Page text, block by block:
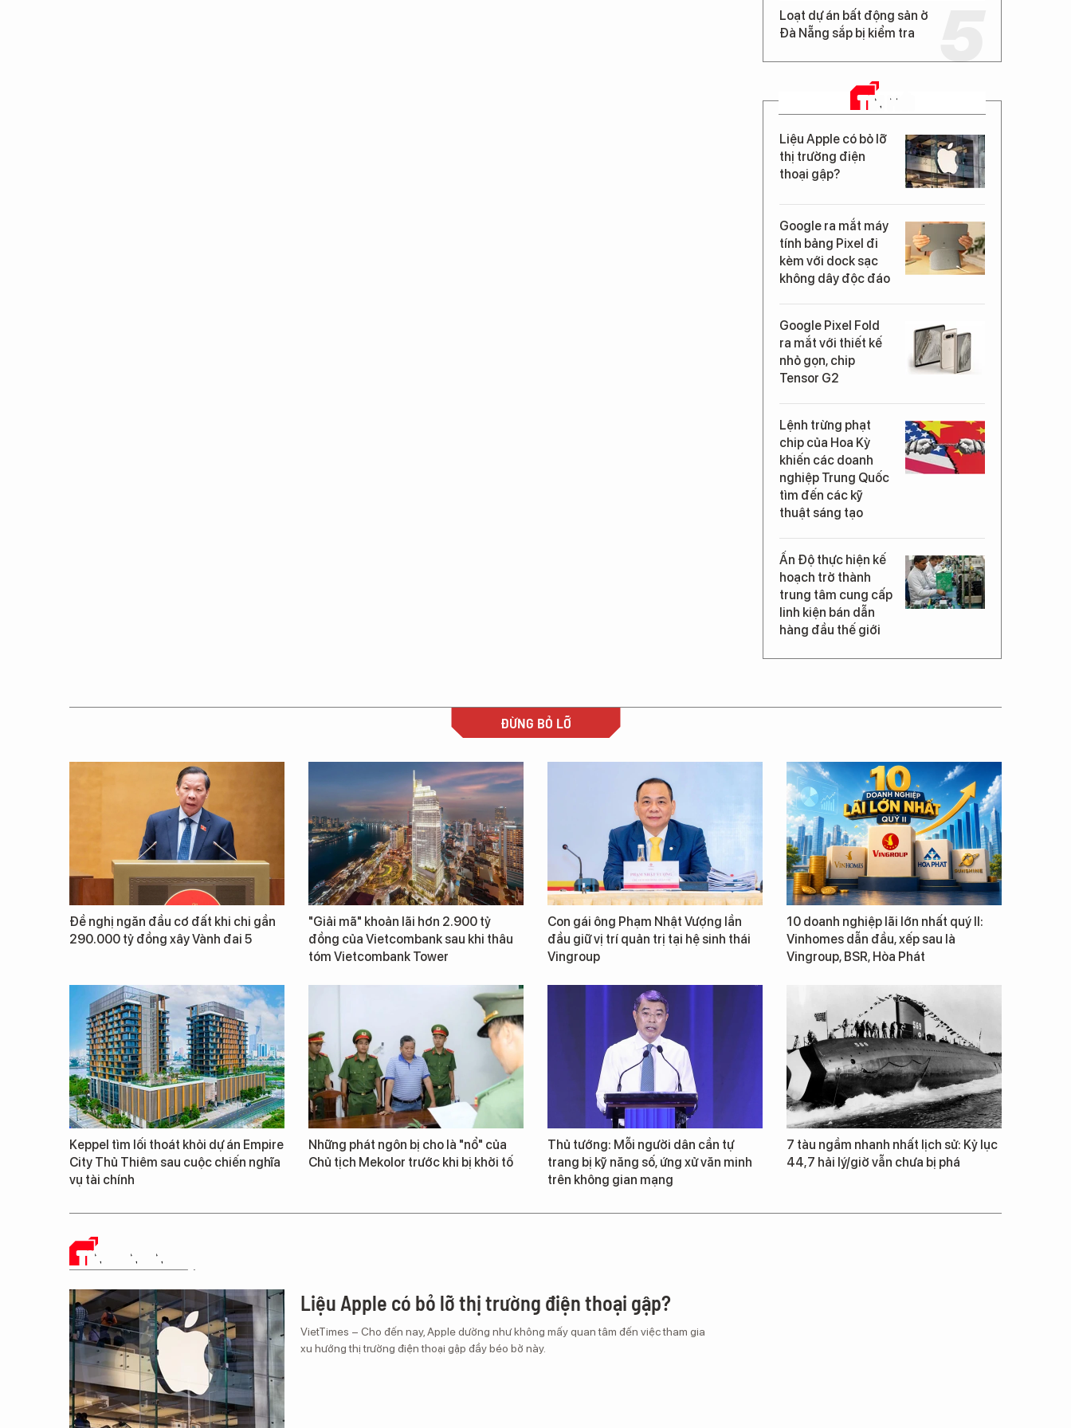
Loạt dự án bất động sản ở
Đà Nẵng sắp bị kiểm tra
TIN MỚI
Liệu Apple có bỏ lỡ
thị trường điện
thoại gập?
Google ra mắt máy
tính bảng Pixel đi
kèm với dock sạc
không dây độc đáo
Google Pixel Fold
ra mắt với thiết kế
nhỏ gọn, chip
Tensor G2
Lệnh trừng phạt
chip của Hoa Kỳ
khiến các doanh
nghiệp Trung Quốc
tìm đến các kỹ
thuật sáng tạo
Ấn Độ thực hiện kế
hoạch trở thành
trung tâm cung cấp
linh kiện bán dẫn
hàng đầu thế giới
ĐỪNG BỎ LỠ
Đề nghị ngăn đầu cơ đất khi chi gần
290.000 tỷ đồng xây Vành đai 5
"Giải mã" khoản lãi hơn 2.900 tỷ
đồng của Vietcombank sau khi thâu
tóm Vietcombank Tower
Con gái ông Phạm Nhật Vượng lần
đầu giữ vị trí quản trị tại hệ sinh thái
Vingroup
10 doanh nghiệp lãi lớn nhất quý II:
Vinhomes dẫn đầu, xếp sau là
Vingroup, BSR, Hòa Phát
Keppel tìm lối thoát khỏi dự án Empire
City Thủ Thiêm sau cuộc chiến nghĩa
vụ tài chính
Những phát ngôn bị cho là "nổ" của
Chủ tịch Mekolor trước khi bị khởi tố
Thủ tướng: Mỗi người dân cần tự
trang bị kỹ năng số, ứng xử văn minh
trên không gian mạng
7 tàu ngầm nhanh nhất lịch sử: Kỷ lục
44,7 hải lý/giờ vẫn chưa bị phá
TIN CÔNG NGHỆ
Liệu Apple có bỏ lỡ thị trường điện thoại gập?
VietTimes – Cho đến nay, Apple dường như không mấy quan tâm đến việc tham gia
xu hướng thị trường điện thoại gập đầy béo bở này.